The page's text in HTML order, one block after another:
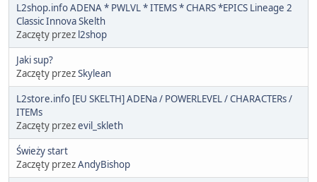
L2shop.info ADENA * PWLVL * ITEMS * CHARS *EPICS Lineage 2
Classic Innova Skelth
Zaczęty przez l2shop
Jaki sup?
Zaczęty przezSkylean
L2store.info [EU SKELTH] ADENa / POWERLEVEL / CHARACTERs /
ITEMs
Zaczęty przezevil_skleth
Świeży start
Zaczęty przezAndyBishop